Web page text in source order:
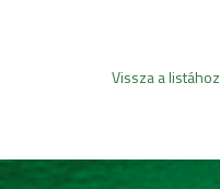
Vissza a listához